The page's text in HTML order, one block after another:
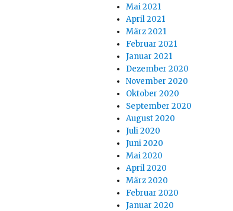
Mai 2021
April 2021
März 2021
Februar 2021
Januar 2021
Dezember 2020
November 2020
Oktober 2020
September 2020
August 2020
Juli 2020
Juni 2020
Mai 2020
April 2020
März 2020
Februar 2020
Januar 2020